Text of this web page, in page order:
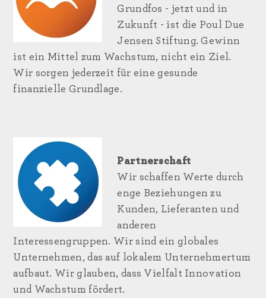
Grundfos - jetzt und in
Zukunft - ist die Poul Due
Jensen Stiftung. Gewinn
ist ein Mittel zum Wachstum, nicht ein Ziel.
Wir sorgen jederzeit für eine gesunde
finanzielle Grundlage.
Partnerschaft
Wir schaffen Werte durch
enge Beziehungen zu
Kunden, Lieferanten und
anderen
Interessengruppen. Wir sind ein globales
Unternehmen, das auf lokalem Unternehmertum
aufbaut. Wir glauben, dass Vielfalt Innovation
und Wachstum fördert.